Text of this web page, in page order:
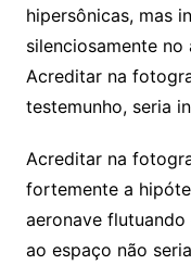
hipersônicas, mas
silenciosamente no
Acreditar na
testemunho, seria
Acreditar na
fortemente a
aeronave
ao espaço não